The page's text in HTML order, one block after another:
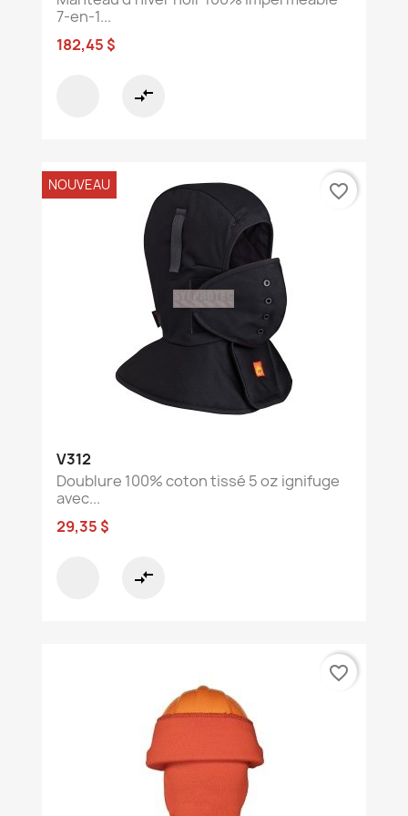
7-en-1...
182,45 $
compare_arrows
V312
Doublure 100% coton tissé 5 oz ignifuge
avec...
29,35 $
compare_arrows
NOUVEAU favorite_border
favorite_border